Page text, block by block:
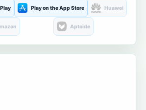
Play on the App Store Huawei
Aptoide